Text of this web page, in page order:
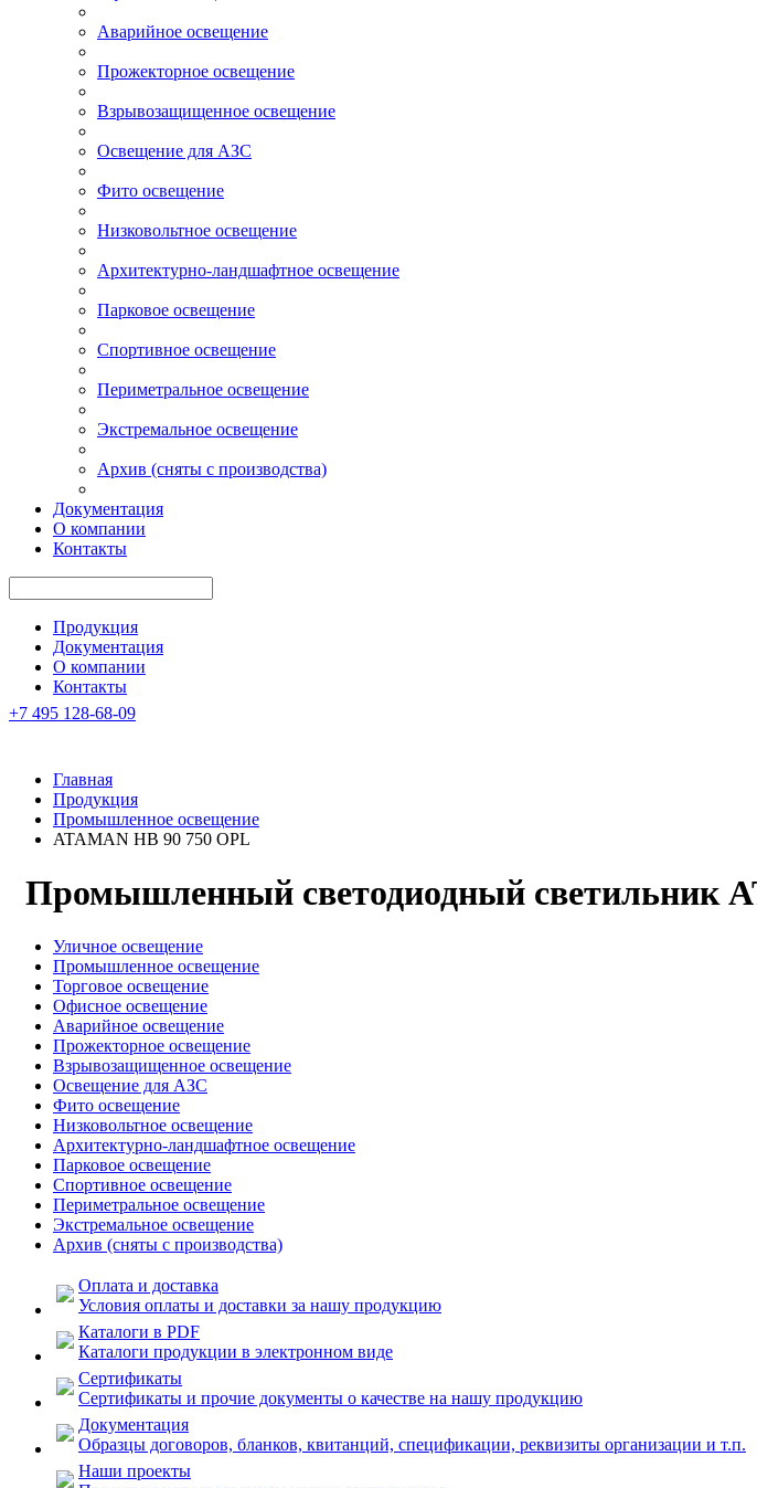
Аварийное освещение
Прожекторное освещение
Взрывозащищенное освещение
Освещение для АЗС
Фито освещение
Низковольтное освещение
Архитектурно-ландшафтное освещение
Парковое освещение
Спортивное освещение
Периметральное освещение
Экстремальное освещение
Архив (сняты с производства)
Документация
О компании
Контакты
Продукция
Документация
О компании
Контакты
+7 495 128-68-09
Главная
Продукция
Промышленное освещение
ATAMAN HB 90 750 OPL
Промышленный светодиодный светильник
Уличное освещение
Промышленное освещение
Торговое освещение
Офисное освещение
Аварийное освещение
Прожекторное освещение
Взрывозащищенное освещение
Освещение для АЗС
Фито освещение
Низковольтное освещение
Архитектурно-ландшафтное освещение
Парковое освещение
Спортивное освещение
Периметральное освещение
Экстремальное освещение
Архив (сняты с производства)
Оплата и доставка
Условия оплаты и доставки за нашу продукцию
Каталоги в PDF
Каталоги продукции в электронном виде
Сертификаты
Сертификаты и прочие документы о качестве на нашу продукцию
Документация
Образцы договоров, бланков, квитанций, спецификации, реквизиты организации и т.п.
Наши проекты